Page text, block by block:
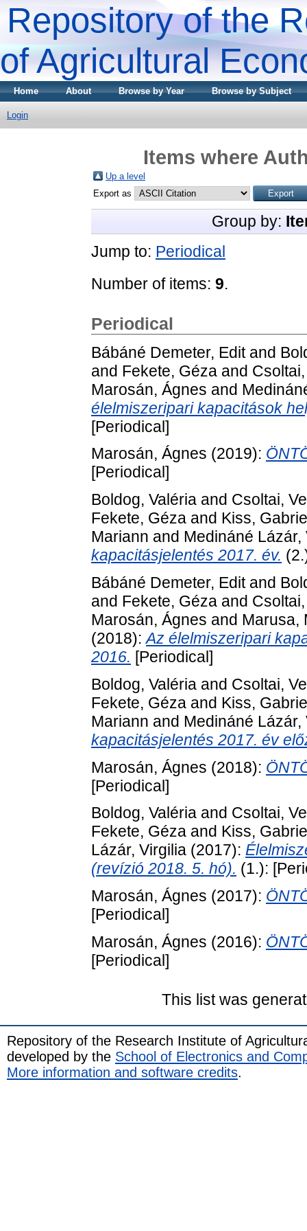
Repository of the
of Agricultural
Home About Browse by Year Browse by Subject
Login
Items where
Up a level
Export as
Group by:
Jump to: Periodical
Number of items: 9.
Periodical
Bábáné Demeter, Editand
and Fekete, Géza and
Marosán, Ágnes and
élelmiszeripari kapacitások
[Periodical]
Marosán, Ágnes (2019):
[Periodical]
Boldog, Valéria and Csoltai,
Fekete, Géza and Kiss,
Mariann and Medináné Lázár,
kapacitásjelentés 2017. év.
Bábáné Demeter, Editand
and Fekete, Géza and
Marosán, Ágnes and Marusa,
(2018):Az élelmiszeripari
2016. [Periodical]
Boldog, Valéria and Csoltai,
Fekete, Géza and Kiss,
Mariann and Medináné Lázár,
kapacitásjelentés 2017. év
Marosán, Ágnes (2018):
[Periodical]
Boldog, Valéria and Csoltai,
Fekete, Géza and Kiss,
Lázár, Virgilia (2017):
(revízió 2018. 5. hó). (1.):
Marosán, Ágnes (2017):
[Periodical]
Marosán, Ágnes (2016):
[Periodical]
This list was
Repository of the Research Institute of
developed by the School of Electronics and
More information and software credits.